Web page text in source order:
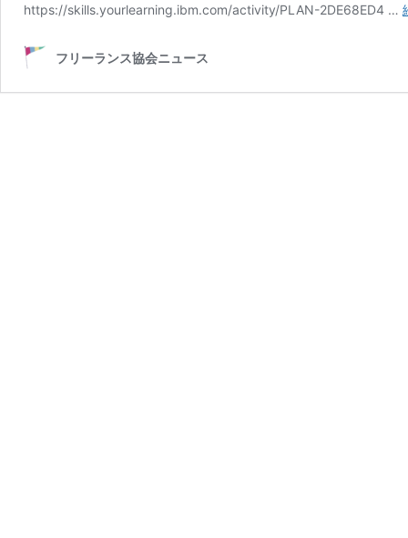
https://skills.yourlearning.ibm.com/activity/PLAN-2DE68ED4 …
フリーランス協会ニュース